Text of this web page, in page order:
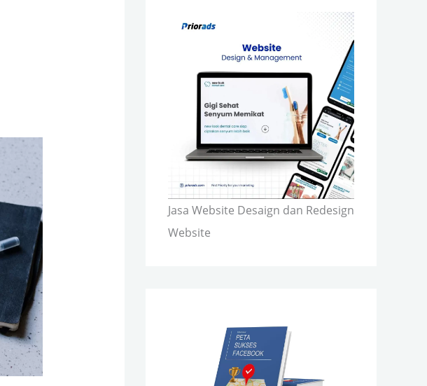
Jasa Website Desaign dan Redesign
Website